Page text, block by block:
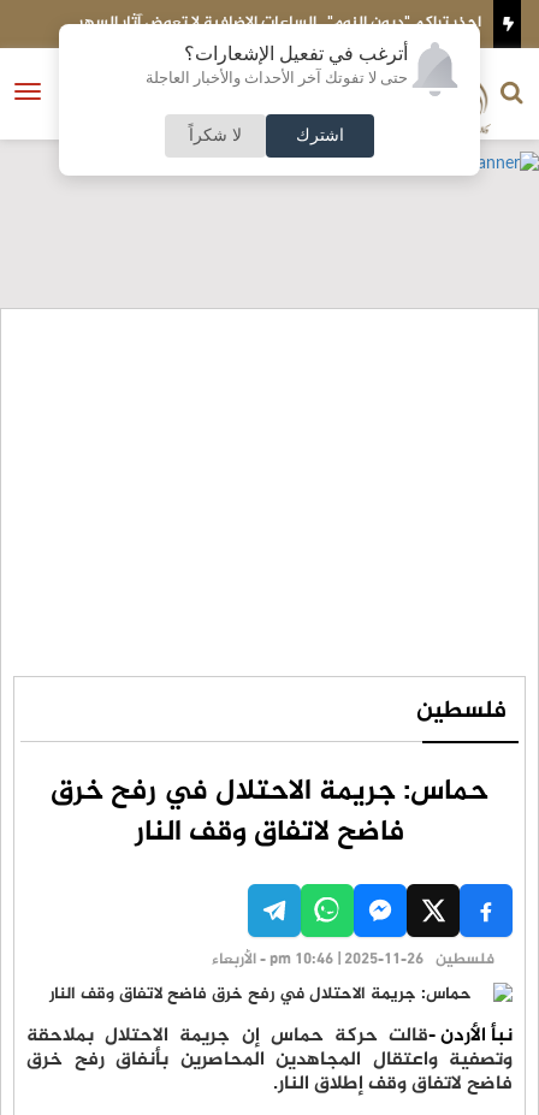
أترغب في تفعيل الإشعارات؟
حتى لا تفوتك آخر الأحداث والأخبار العاجلة
اشترك لا شكراً
احذر تراكم "ديون النوم".. الساعات الإضافية لا تعوض آثار السهر
فتح
الناشر و رئيس التحرير
النسخة الكاملة
فلسطين
حماس: جريمة الاحتلال في رفح خرق
فاضح لاتفاق وقف النار
فلسطين pm 10:46 | 2025-11-26 - الأربعاء
نبأ الأردن -قالت حركة حماس إن جريمة الاحتلال بملاحقة
وتصفية واعتقال المجاهدين المحاصرين بأنفاق رفح خرق
فاضح لاتفاق وقف إطلاق النار.